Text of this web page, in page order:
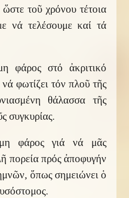
τοῦ χρόνου τέτοια
νά τελέσουμε καί τά
φάρος στό ἀκριτικό
φωτίζει τόν πλοῦ τῆς
θάλασσα τῆς
συγκυρίας.
φάρος γιά νά μᾶς
πορεία πρός ἀποφυγήν
ὅπως σημειώνει ὁ